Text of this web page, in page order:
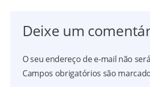
Deixe um
O seu endereço de e-mail não
Campos obrigatórios são